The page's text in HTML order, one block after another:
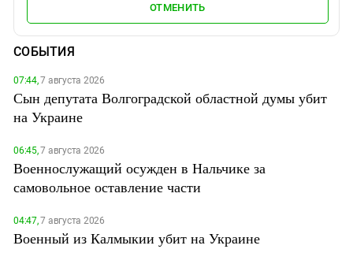
ОТМЕНИТЬ
СОБЫТИЯ
07:44,7 августа 2026
Сын депутата Волгоградской областной думы убит
на Украине
06:45,7 августа 2026
Военнослужащий осужден в Нальчике за
самовольное оставление части
04:47,7 августа 2026
Военный из Калмыкии убит на Украине